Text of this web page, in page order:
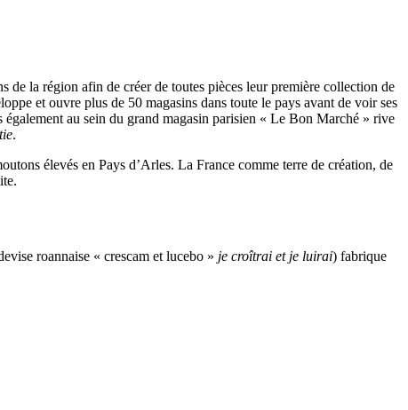
la région afin de créer de toutes pièces leur première collection de
et ouvre plus de 50 magasins dans toute le pays avant de voir ses
au sein du grand magasin parisien « Le Bon Marché » rive
.
élevés en Pays d’Arles. La France comme terre de création, de
roannaise « crescam et lucebo » je croîtrai et je luirai) fabrique